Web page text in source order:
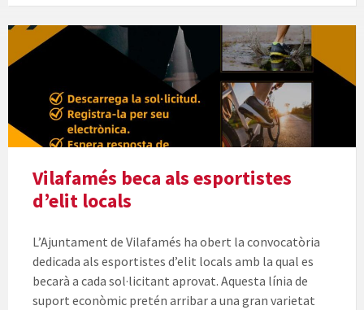
Vilafamés beca als esportistes
d’elit locals
L’Ajuntament de Vilafamés ha obert la convocatòria
dedicada als esportistes d’elit locals amb la qual es
becarà a cada sol·licitant aprovat. Aquesta línia de
suport econòmic pretén arribar a una gran varietat